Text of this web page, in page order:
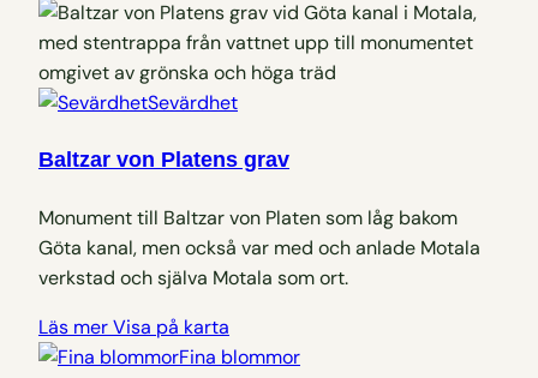
Sevärdhet
Baltzar von Platens grav
Monument till Baltzar von Platen som låg bakom
Göta kanal, men också var med och anlade Motala
verkstad och själva Motala som ort.
Läs merVisa på karta
Fina blommor